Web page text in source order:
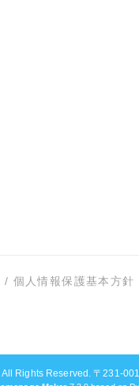
/ 個人情報保護基本方針
All Rights Reserved. 〒231-